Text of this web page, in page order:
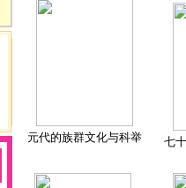
元代的族群文化与科举 七